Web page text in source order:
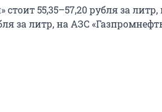
55,35–57,20 рубля за
за литр, на АЗС